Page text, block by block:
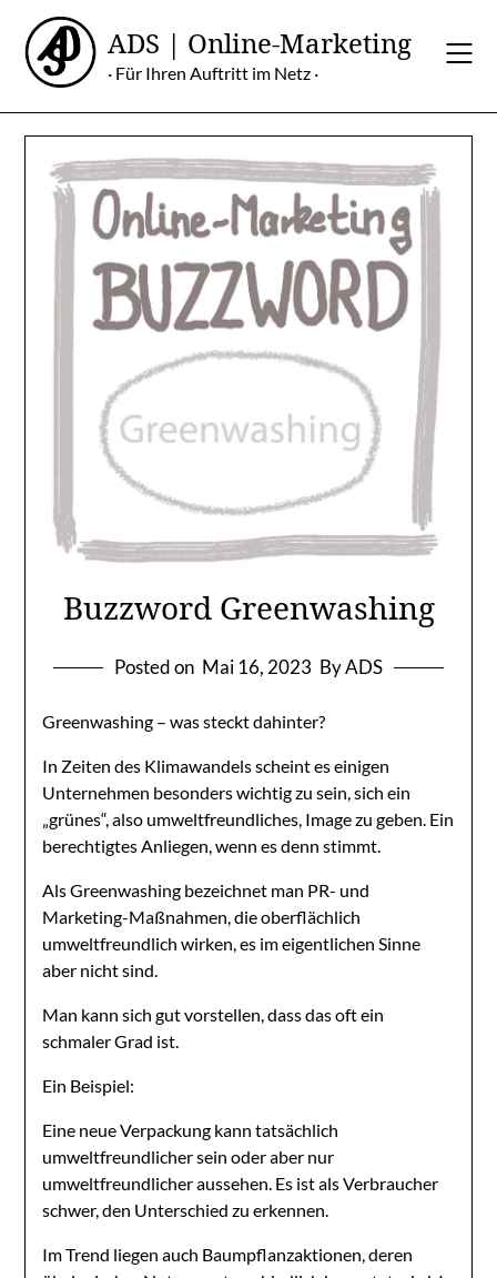
content
ADS | Online-Marketing
· Für Ihren Auftritt im Netz ·
Buzzword Greenwashing
Posted on Mai 16, 2023 By ADS
Greenwashing – was steckt dahinter?
In Zeiten des Klimawandels scheint es einigen
Unternehmen besonders wichtig zu sein, sich ein
„grünes“, also umweltfreundliches, Image zu geben. Ein
berechtigtes Anliegen, wenn es denn stimmt.
Als Greenwashing bezeichnet man PR- und
Marketing-Maßnahmen, die oberflächlich
umweltfreundlich wirken, es im eigentlichen Sinne
aber nicht sind.
Man kann sich gut vorstellen, dass das oft ein
schmaler Grad ist.
Ein Beispiel:
Eine neue Verpackung kann tatsächlich
umweltfreundlicher sein oder aber nur
umweltfreundlicher aussehen. Es ist als Verbraucher
schwer, den Unterschied zu erkennen.
Im Trend liegen auch Baumpflanzaktionen, deren